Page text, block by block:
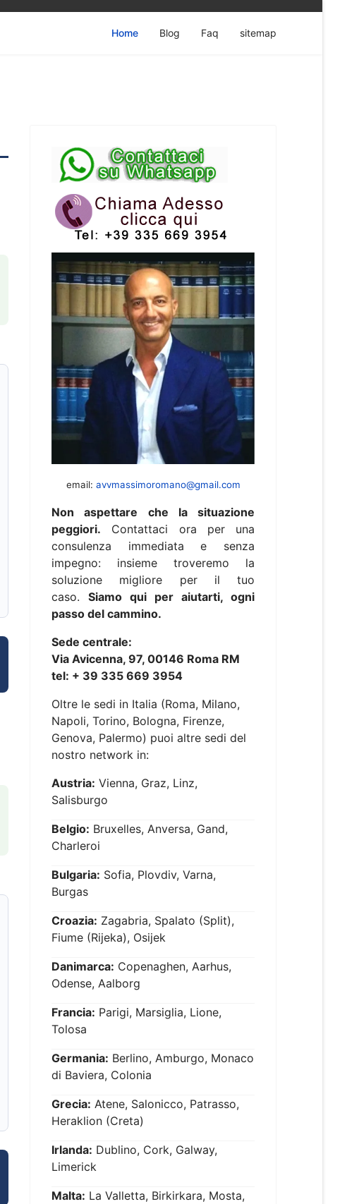
Home Blog Faq sitemap
email: avvmassimoromano@gmail.com
Non aspettare che la situazione
peggiori. Contattaci ora per una
consulenza immediata e senza
impegno: insieme troveremo la
soluzione migliore per il tuo
caso. Siamo qui per aiutarti, ogni
passo del cammino.
Sede centrale:
Via Avicenna, 97, 00146 Roma RM
tel: + 39 335 669 3954
Oltre le sedi in Italia (Roma, Milano,
Napoli, Torino, Bologna, Firenze,
Genova, Palermo) puoi altre sedi del
nostro network in:
Austria: Vienna, Graz, Linz,
Salisburgo
Belgio: Bruxelles, Anversa, Gand,
Charleroi
Bulgaria: Sofia, Plovdiv, Varna,
Burgas
Croazia: Zagabria, Spalato (Split),
Fiume (Rijeka), Osijek
Danimarca: Copenaghen, Aarhus,
Odense, Aalborg
Francia: Parigi, Marsiglia, Lione,
Tolosa
Germania: Berlino, Amburgo, Monaco
di Baviera, Colonia
Grecia: Atene, Salonicco, Patrasso,
Heraklion (Creta)
Irlanda: Dublino, Cork, Galway,
Limerick
Malta: La Valletta, Birkirkara, Mosta,